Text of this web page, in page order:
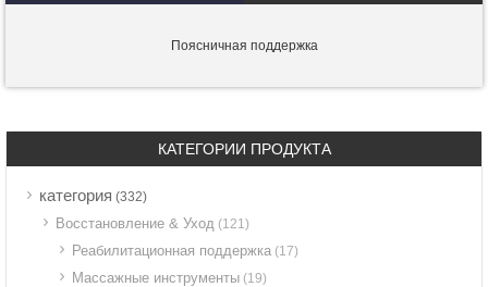
Поясничная поддержка
КАТЕГОРИИ ПРОДУКТА
категория (332)
Восстановление & Уход (121)
Реабилитационная поддержка (17)
Массажные инструменты (19)